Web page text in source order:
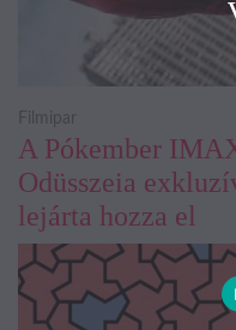
A Pókember
Odüsszeia
lejárta hozza el
Filmipar